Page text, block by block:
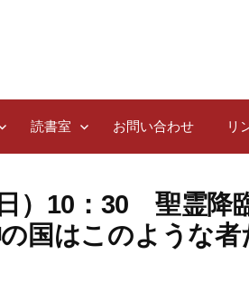
読書室 お問い合わせ リ
）10：30 聖霊降
国はこのような者